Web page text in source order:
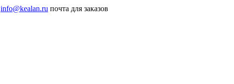
info@kealan.ru почта для заказов